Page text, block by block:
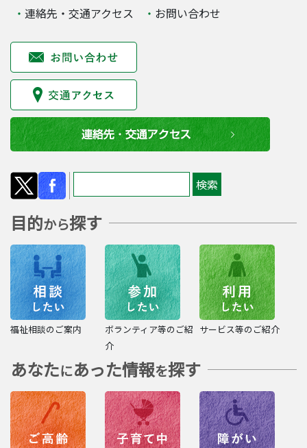
連絡先・交通アクセス お問い合わせ
目的から探す
福祉相談のご案内
ボランティア等のご紹
介
サービス等のご紹介
あなたにあった情報を探す